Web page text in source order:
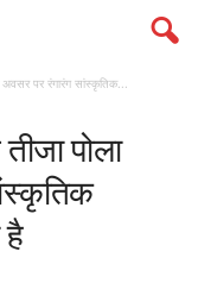
अवसर पर रंगारंग सांस्कृतिक...
पोला
है